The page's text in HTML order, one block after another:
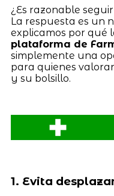
¿Es razonable
La respuesta es un
explicamos por qué
plataforma de
simplemente una
para quienes
y su bolsillo.
1. Evita